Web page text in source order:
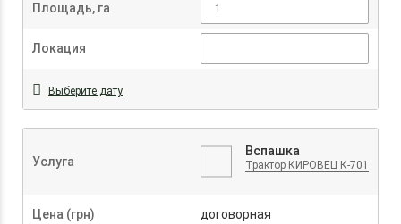
Площадь, га
Локация
Выберите дату
Услуга
Вспашка
Трактор КИРОВЕЦ К-701
Цена (грн) договорная